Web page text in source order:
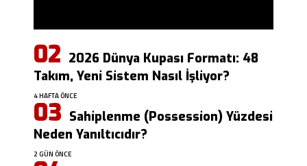
2026 Dünya Kupası Formatı: 48
Takım, Yeni Sistem Nasıl İşliyor?
4 HAFTA ÖNCE
Sahiplenme (Possession) Yüzdesi
Neden Yanıltıcıdır?
2 GÜN ÖNCE